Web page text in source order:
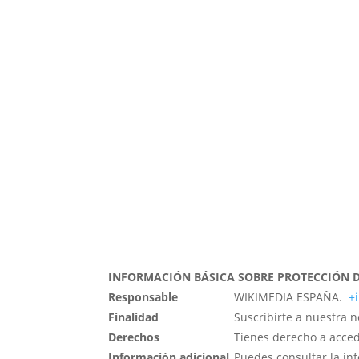
INFORMACIÓN BÁSICA SOBRE PROTECCIÓN
Responsable
WIKIMEDIA ESPAÑA.
Finalidad
Suscribirte a nuestra
Derechos
Tienes derecho a